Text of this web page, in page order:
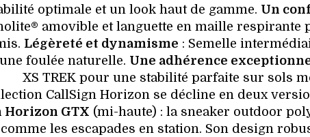
optimale et un look haut de gamme. Un
amovible et languette en maille respirante
Légèreté et dynamisme : Semelle
foulée naturelle. Une adhérence
XS TREK pour une stabilité parfaite sur sols
CallSign Horizon se décline en deux
Horizon GTX (mi-haute) : la sneaker outdoor
les escapades en station. Son design